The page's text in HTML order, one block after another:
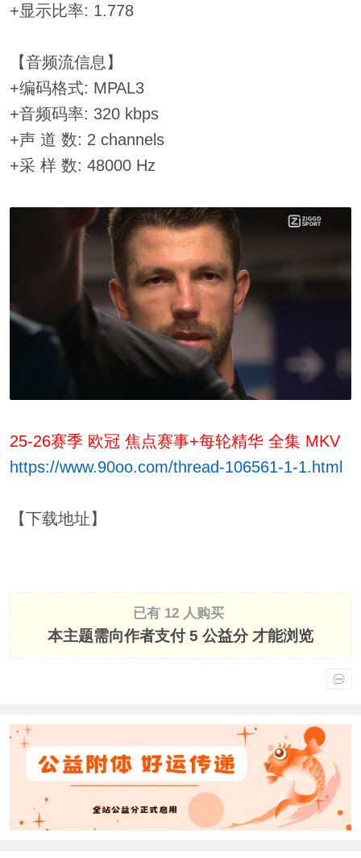
+显示比率: 1.778
【音频流信息】
+编码格式: MPAL3
+音频码率: 320 kbps
+声 道 数: 2 channels
+采 样 数: 48000 Hz
25-26赛季 欧冠 焦点赛事+每轮精华 全集 MKV
https://www.90oo.com/thread-106561-1-1.html
【下载地址】
已有 12 人购买
本主题需向作者支付5 公益分才能浏览